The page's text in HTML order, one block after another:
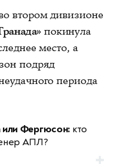
втором дивизионе
покинула
место, а
подряд
периода
или Фергюсон: кто
АПЛ?